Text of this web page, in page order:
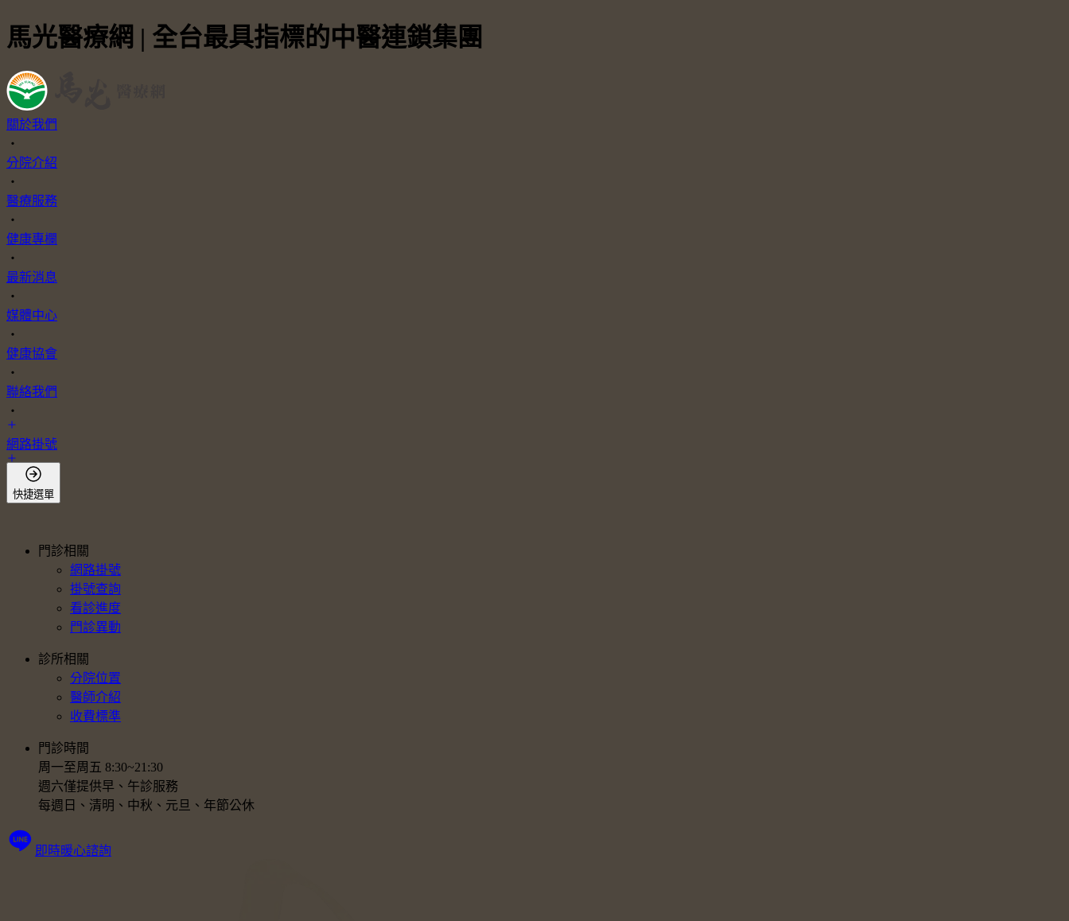
馬光醫療網 | 全台最具指標的中醫連鎖集團
關於我們
・
分院介紹
・
醫療服務
・
健康專欄
・
最新消息
・
媒體中心
・
健康協會
・
聯絡我們
・
網路掛號
會員登入
快捷選單
門診相關
網路掛號
掛號查詢
看診進度
門診異動
診所相關
分院位置
醫師介紹
收費標準
門診時間
周一至周五 8:30~21:30
週六僅提供早、午診服務
每週日、清明、中秋、元旦、年節公休
即時暖心諮詢